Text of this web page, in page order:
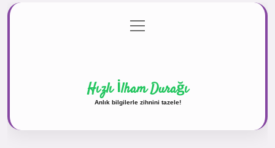
Gizlilik Politikası
menüyü
aç
Hızlı İlham Durağı
Anlık bilgilerle zihnini tazele!